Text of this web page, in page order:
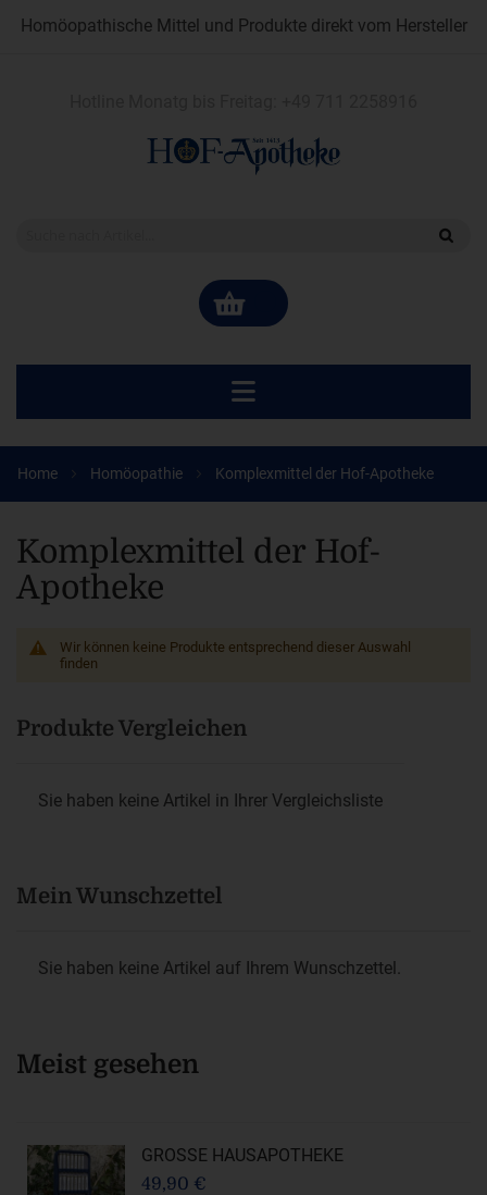
Homöopathische Mittel und Produkte direkt vom Hersteller
Home Homöopathie Komplexmittel der Hof-Apotheke
Komplexmittel der Hof-
Apotheke
Wir können keine Produkte entsprechend dieser Auswahl
finden
Produkte Vergleichen
Sie haben keine Artikel in Ihrer Vergleichsliste
Mein Wunschzettel
Sie haben keine Artikel auf Ihrem Wunschzettel.
Meist gesehen
GROSSE HAUSAPOTHEKE
49,90 €